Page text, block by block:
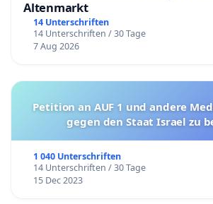
Altenmarkt
14 Unterschriften
14 Unterschriften / 30 Tage
7 Aug 2026
Petition an AUF 1 und andere
gegen den Staat Israel zu
1 040 Unterschriften
14 Unterschriften / 30 Tage
15 Dec 2023